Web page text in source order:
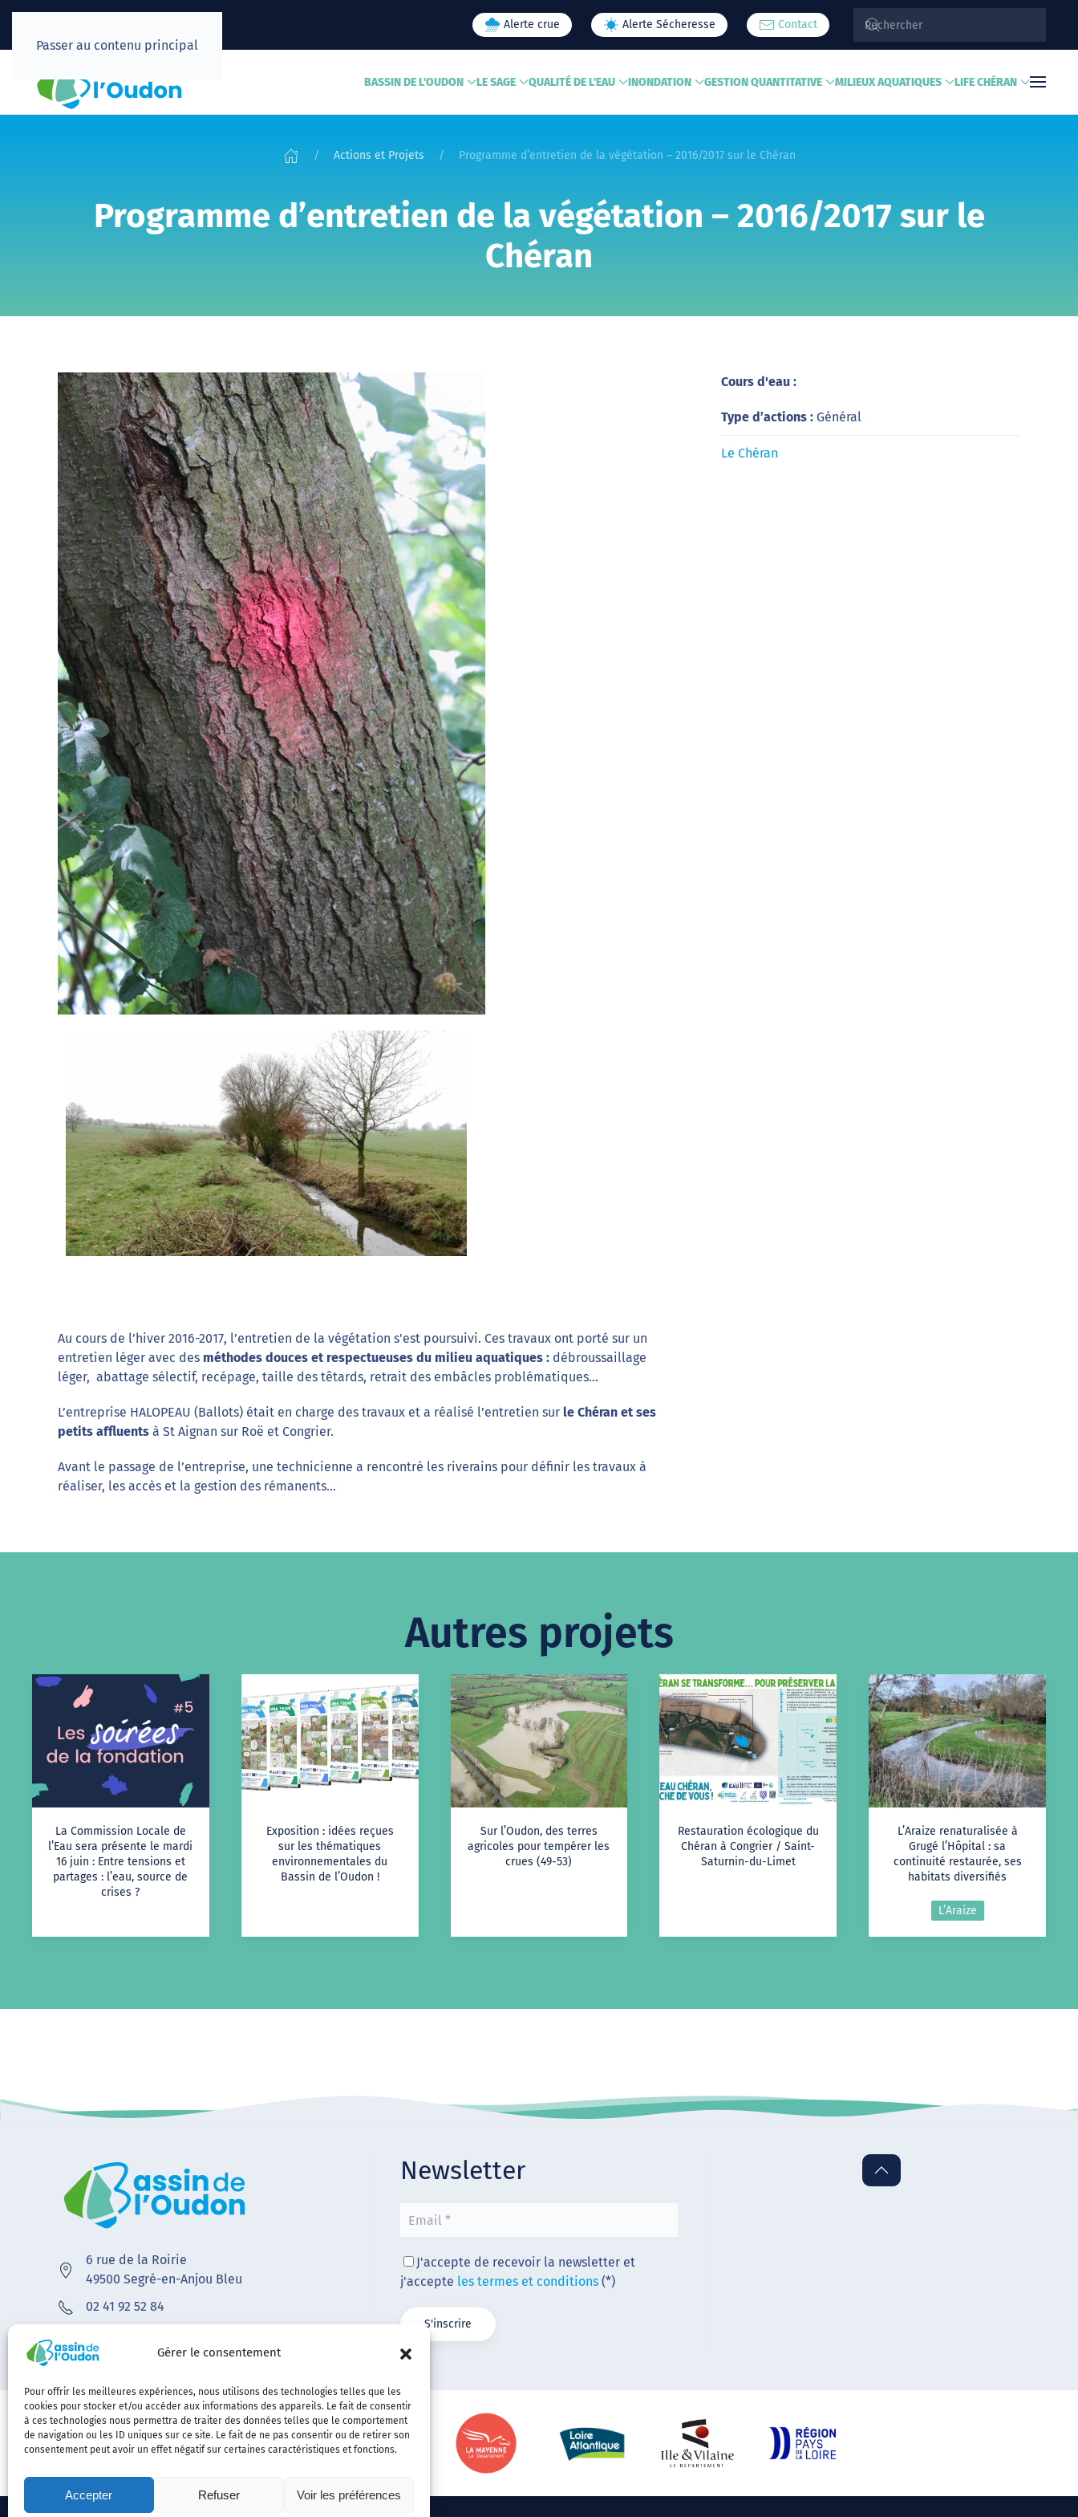
Gérer le consentement
Pour offrir les meilleures expériences, nous utilisons des technologies telles que les
cookies pour stocker et/ou accéder aux informations des appareils. Le fait de consentir
à ces technologies nous permettra de traiter des données telles que le comportement
de navigation ou les ID uniques sur ce site. Le fait de ne pas consentir ou de retirer son
consentement peut avoir un effet négatif sur certaines caractéristiques et fonctions.
Accepter Refuser Voir les préférences
Passer au contenu principal
Alerte crue Alerte Sécheresse Contact
BASSIN DE L'OUDON LE SAGE QUALITÉ DE L'EAU INONDATION GESTION QUANTITATIVE MILIEUX AQUATIQUES LIFE CHÉRAN
Actions et Projets Programme d’entretien de la végétation – 2016/2017 sur le Chéran
Programme d’entretien de la végétation – 2016/2017 sur le
Chéran
Au cours de l’hiver 2016-2017, l’entretien de la végétation s'est poursuivi. Ces travaux ont porté sur un
entretien léger avec des méthodes douces et respectueuses du milieu aquatiques : débroussaillage
léger, abattage sélectif, recépage, taille des têtards, retrait des embâcles problématiques…
L’entreprise HALOPEAU (Ballots) était en charge des travaux et a réalisé l’entretien sur le Chéran et ses
petits affluents à St Aignan sur Roë et Congrier.
Avant le passage de l’entreprise, une technicienne a rencontré les riverains pour définir les travaux à
réaliser, les accès et la gestion des rémanents…
Cours d'eau :
Type d’actions : Général
Le Chéran
Autres projets
La Commission Locale de
l’Eau sera présente le mardi
16 juin : Entre tensions et
partages : l’eau, source de
crises ?
Exposition : idées reçues
sur les thématiques
environnementales du
Bassin de l’Oudon !
Sur l’Oudon, des terres
agricoles pour tempérer les
crues (49-53)
Restauration écologique du
Chéran à Congrier / Saint-
Saturnin-du-Limet
L’Araize renaturalisée à
Grugé l’Hôpital : sa
continuité restaurée, ses
habitats diversifiés
L’Araize
6 rue de la Roirie
49500 Segré-en-Anjou Bleu
02 41 92 52 84
Newsletter
J'accepte de recevoir la newsletter et
j'accepte les termes et conditions(*)